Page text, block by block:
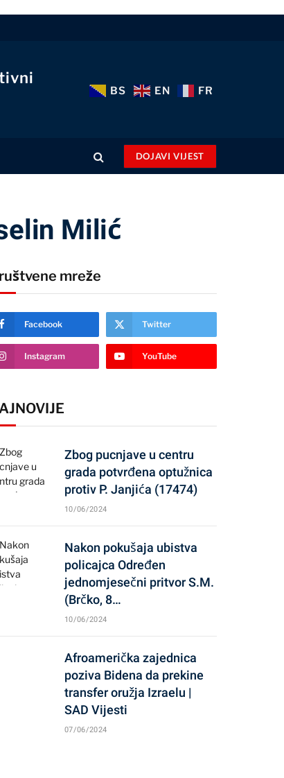
BS EN FR
DOJAVI VIJEST
Milić
mreže
Facebook Twitter
Instagram YouTube
Zbog pucnjave u centru
grada potvrđena optužnica
protiv P. Janjića (17474)
10/06/2024
Nakon pokušaja ubistva
policajca Određen
jednomjesečni pritvor S.M.
(Brčko, 8…
10/06/2024
Afroamerička zajednica
poziva Bidena da prekine
transfer oružja Izraelu |
SAD Vijesti
07/06/2024